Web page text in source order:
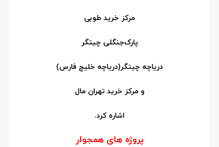
مرکز خرید طوبی
پارک‌جنگلی چیتگر
دریاچه چیتگر(دریاچه خلیج فارس)
و مرکز خرید تهران مال
اشاره کرد.
پروژه های همجوار